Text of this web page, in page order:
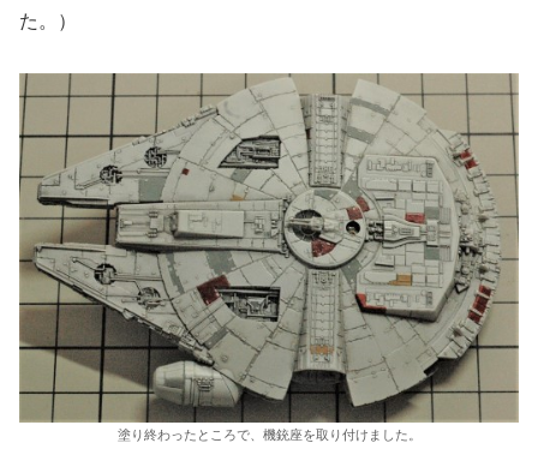
た。）
塗り終わったところで、機銃座を取り付けました。